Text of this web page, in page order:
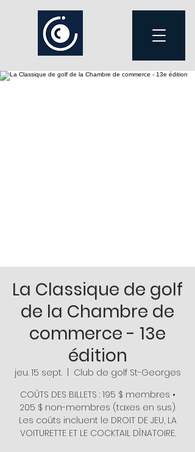
La Classique de golf
de la Chambre de
commerce - 13e
édition
jeu. 15 sept.
  |
Club de golf St-Georges
COÛTS DES BILLETS : 195 $ membres •
205 $ non-membres (taxes en sus).
Les coûts incluent le DROIT DE JEU, LA
VOITURETTE ET LE COCKTAIL DÎNATOIRE.